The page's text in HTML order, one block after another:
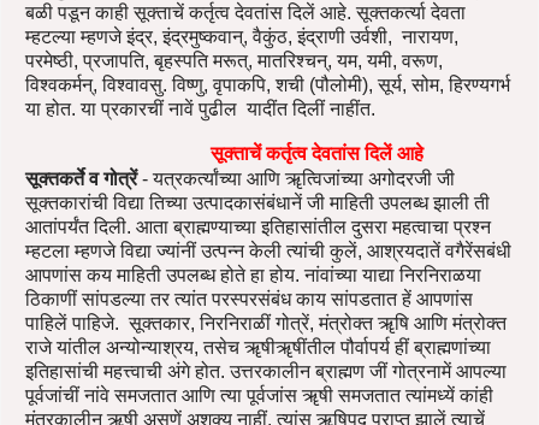
बळी पडून काही सूक्ताचें कर्तृत्व देवतांस दिलें आहे. सूक्तकर्त्या देवता
म्हटल्या म्हणजे इंद्र, इंद्रमुष्कवान्, वैकुंठ, इंद्राणी उर्वशी, नारायण,
परमेष्ठी, प्रजापति, बृहस्पति मरूत्, मातरिश्चन्, यम, यमी, वरूण,
विश्वकर्मन्, विश्वावसु. विष्णु, वृपाकपि, शची (पौलोमी), सूर्य, सोम, हिरण्यगर्भ
या होत. या प्रकारचीं नावें पुढील यादींत दिलीं नाहींत.
सूक्ताचें कर्तृत्व देवतांस दिलें आहे
सूक्तकर्ते व गोत्रें - यत्रकर्त्यांच्या आणि ॠत्विजांच्या अगोदरजी जी
सूक्तकारांची विद्या तिच्या उत्पादकासंबंधानें जी माहिती उपलब्ध झाली ती
आतांपर्यंत दिली. आता ब्राह्मण्याच्या इतिहासांतील दुसरा महत्वाचा प्रश्न
म्हटला म्हणजे विद्या ज्यांनीं उत्पन्न केली त्यांची कुलें, आश्रयदातें वगैरेंसबंधी
आपणांस कय माहिती उपलब्ध होते हा होय. नांवांच्या याद्या निरनिराळया
ठिकाणीं सांपडल्या तर त्यांत परस्परसंबंध काय सांपडतात हें आपणांस
पाहिलें पाहिजे. सूक्तकार, निरनिराळीं गोत्रें, मंत्रोक्त ॠषि आणि मंत्रोक्त
राजे यांतील अन्योन्याश्रय, तसेच ॠषीॠषींतील पौर्वापर्य हीं ब्राह्मणांच्या
इतिहासांची महत्त्वाची अंगे होत. उत्तरकालीन ब्राह्मण जीं गोत्रनामें आपल्या
पूर्वजांचीं नांवे समजतात आणि त्या पूर्वजांस ॠषी समजतात त्यांमध्यें कांही
मंत्रकालीन ॠषी असणें अशक्य नाहीं. त्यांस ॠषिपद प्राप्त झालें त्याचें